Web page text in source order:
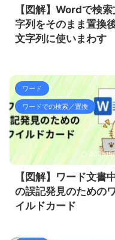
【図解】Wordで検
字列をそのまま置換
文字列に使いまわす
ワード
ワードでの検索／置換
2025/
【図解】ワード文書
の誤記発見のためのワ
イルドカード